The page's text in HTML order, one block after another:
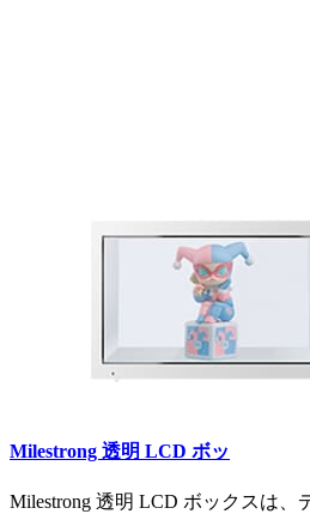
Milestrong 透明 LCD ボッ
Milestrong 透明 LCD ボックスは、